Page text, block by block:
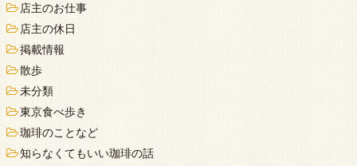
店主のお仕事
店主の休日
掲載情報
散歩
未分類
東京食べ歩き
珈琲のことなど
知らなくてもいい珈琲の話